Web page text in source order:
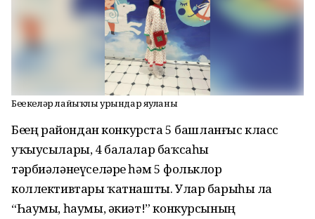
Беҙҙекеләр лайыҡлы урындар яуланы
Беҙҙең райондан конкурста 5 башланғыс класс
уҡыусылары, 4 балалар баҡсаһы
тәрбиәләнеүселәре һәм 5 фольклор
коллективтары ҡатнашты. Улар барыһы ла
“Һаумы, һаумы, әкиәт!” конкурсының